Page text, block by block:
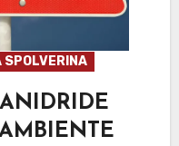
SPOLVERINA